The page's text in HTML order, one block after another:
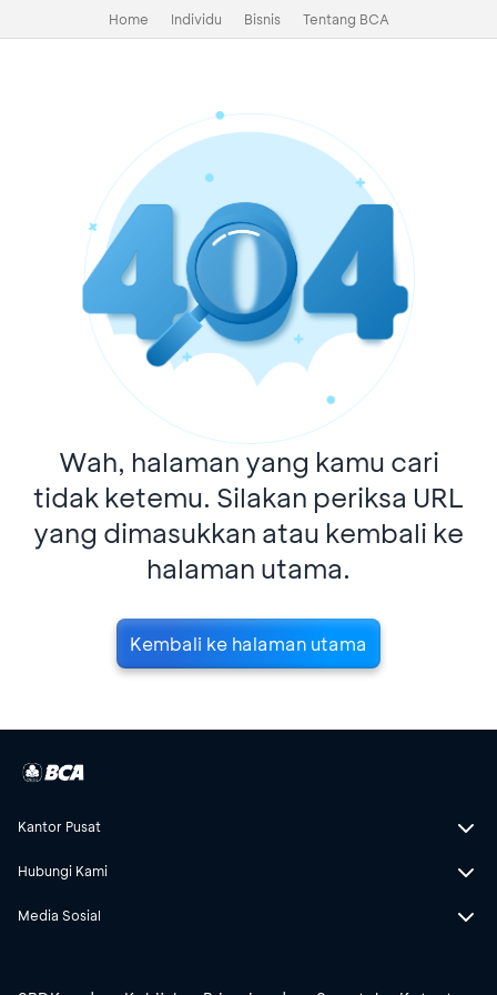
Home Individu Bisnis Tentang BCA
Wah, halaman yang kamu cari
tidak ketemu. Silakan periksa URL
yang dimasukkan atau kembali ke
halaman utama.
Kembali ke halaman utama
Kantor Pusat
Hubungi Kami
Media Sosial